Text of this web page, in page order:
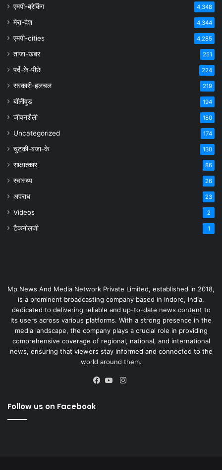
एमपी-ब्रेकिंग 4,348
मेरा-देश 4,344
एमपी-cities 4,285
ताजा-खबर 251
पर्दे-के-पीछे 224
सरकारी-हलचल 219
बॉलीवुड 194
जीवनशैली 180
Uncategorized 174
चुटकी-बजा-के 130
साक्षात्कार 86
स्वास्थ्य 26
अपराध 23
Videos 2
टैकनोलजी 1
Mp News And Media Network Private Limited, established in 2018,
is a prominent broadcasting company based in Indore, India,
dedicated to delivering reliable and up-to-date news content to
its users across various platforms. With a strong presence in the
media landscape, the company plays a crucial role in providing
comprehensive coverage of regional, national, and international
news, ensuring that viewers stay informed and connected to the
world around them.
Instagram
Follow us on Facebook